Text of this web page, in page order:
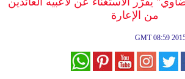
من الإعارة
GMT